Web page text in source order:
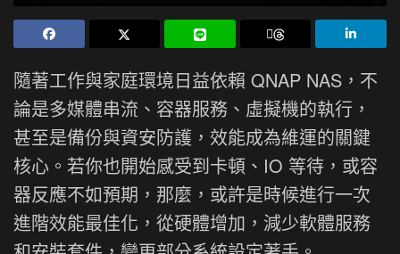
隨著工作與家庭環境日益依賴 QNAP NAS，不
論是多媒體串流、容器服務、虛擬機的執行，
甚至是備份與資安防護，效能成為維運的關鍵
核心。若你也開始感受到卡頓、IO 等待，或容
器反應不如預期，那麼，或許是時候進行一次
進階效能最佳化，從硬體增加，減少軟體服務